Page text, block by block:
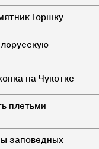
Горшку
на Чукотке
плетьми
заповедных